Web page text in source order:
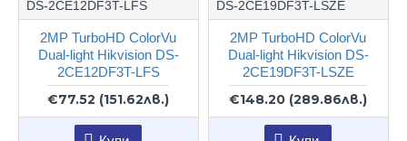
DS-2CE12DF3T-LFS
2MP TurboHD ColorVu
Dual-light Hikvision DS-
2CE12DF3T-LFS
€77.52 (151.62лв.)
DS-2CE19DF3T-LSZE
2MP TurboHD ColorVu
Dual-light Hikvision DS-
2CE19DF3T-LSZE
€148.20 (289.86лв.)